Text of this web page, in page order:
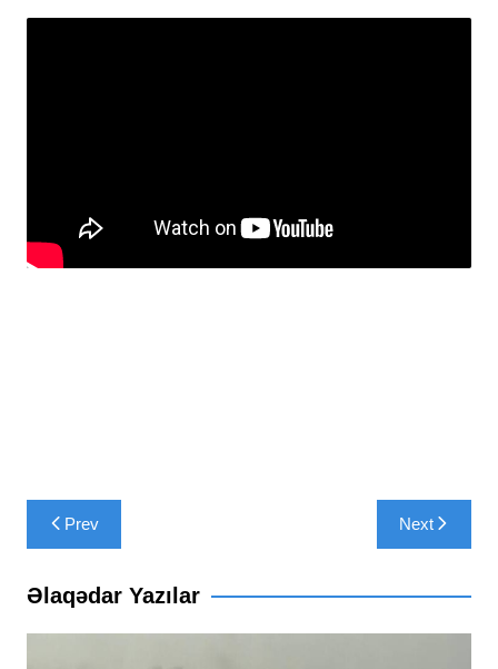
Yazı
naviqasiyası
Prev Next
Əlaqədar Yazılar